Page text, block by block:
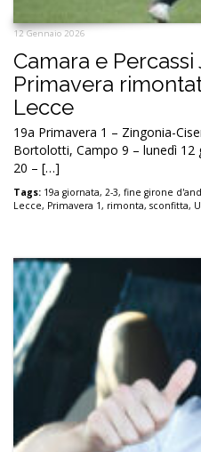
12 Gennaio 2026
Camara e
Primavera
Lecce
19a Primavera 1 – Zingonia-
Bortolotti, Campo 9 – lunedì 12
20 – […]
Tags: 19a giornata, 2-3, fine girone
Lecce, Primavera 1, rimonta, sconfitta,